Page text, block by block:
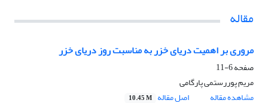
مقاله
مروری بر اهمیت دریای خزر به مناسبت روز دریای خزر
صفحه6-11
مریم پوررستمی پارگامی
مشاهده مقاله
اصل مقاله 10.45 M